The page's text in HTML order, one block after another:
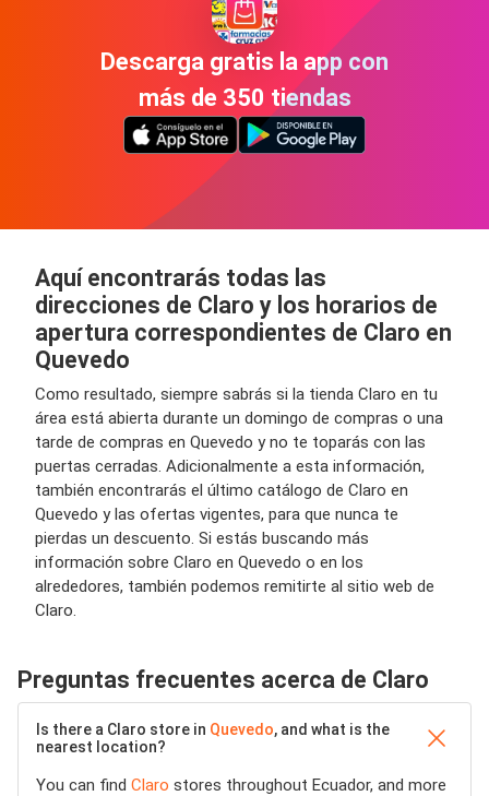
Descarga gratis la app con
más de 350 tiendas
Aquí encontrarás todas las
direcciones de Claro y los horarios de
apertura correspondientes de Claro en
Quevedo
Como resultado, siempre sabrás si la tienda Claro en tu
área está abierta durante un domingo de compras o una
tarde de compras en Quevedo y no te toparás con las
puertas cerradas. Adicionalmente a esta información,
también encontrarás el último catálogo de Claro en
Quevedo y las ofertas vigentes, para que nunca te
pierdas un descuento. Si estás buscando más
información sobre Claro en Quevedo o en los
alrededores, también podemos remitirte al sitio web de
Claro.
Preguntas frecuentes acerca de Claro
Is there a Claro store in Quevedo, and what is the
nearest location?
You can find Claro stores throughout Ecuador, and more